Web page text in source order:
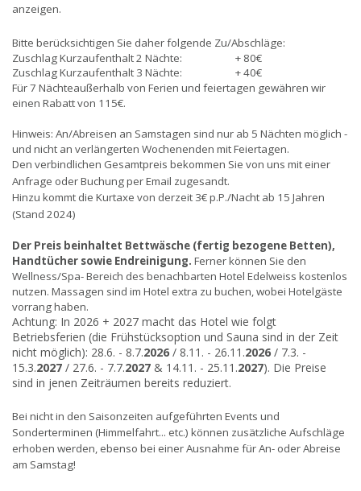
anzeigen.
Bitte berücksichtigen Sie daher folgende Zu/Abschläge:
Zuschlag Kurzaufenthalt 2 Nächte: + 80€
Zuschlag Kurzaufenthalt 3 Nächte:
+ 40€
Für 7 Nächteaußerhalb von Ferien und feiertagen gewähren wir
einen Rabatt von 115€.
Hinweis: An/Abreisen an Samstagen sind nur ab 5 Nächten möglich -
und nicht an verlängerten Wochenenden mit Feiertagen.
Den verbindlichen Gesamtpreis bekommen Sie von uns mit einer
Anfrage oder Buchung per Email zugesandt.
Hinzu kommt die Kurtaxe von derzeit 3€ p.P./Nacht ab 15 Jahren
(Stand 2024)
Der Preis beinhaltet Bettwäsche (fertig bezogene Betten),
Handtücher sowie Endreinigung. Ferner können Sie den
Wellness/Spa- Bereich des benachbarten Hotel Edelweiss kostenlos
nutzen. Massagen sind im Hotel extra zu buchen, wobei Hotelgäste
vorrang haben.
Achtung: In 2026 + 2027 macht das Hotel wie folgt
Betriebsferien (die Frühstücksoption und Sauna sind in der Zeit
nicht möglich): 28.6. - 8.7.2026 / 8.11. - 26.11.2026 / 7.3. -
15.3.2027 / 27.6. - 7.7.2027 & 14.11. - 25.11.2027). Die Preise
sind in jenen Zeiträumen bereits reduziert.
Bei nicht in den Saisonzeiten aufgeführten Events und
Sonderterminen (Himmelfahrt... etc.) können zusätzliche Aufschläge
erhoben werden, ebenso bei einer Ausnahme für An- oder Abreise
am Samstag!